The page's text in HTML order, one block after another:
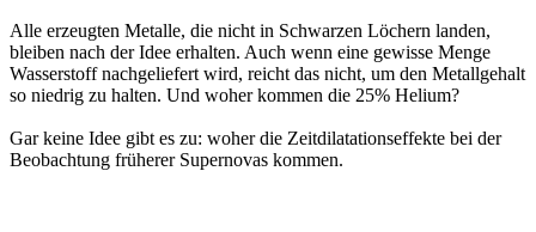
Alle erzeugten Metalle, die nicht in Schwarzen Löchern landen,
bleiben nach der Idee erhalten. Auch wenn eine gewisse Menge
Wasserstoff nachgeliefert wird, reicht das nicht, um den Metallgehalt
so niedrig zu halten. Und woher kommen die 25% Helium?
Gar keine Idee gibt es zu: woher die Zeitdilatationseffekte bei der
Beobachtung früherer Supernovas kommen.